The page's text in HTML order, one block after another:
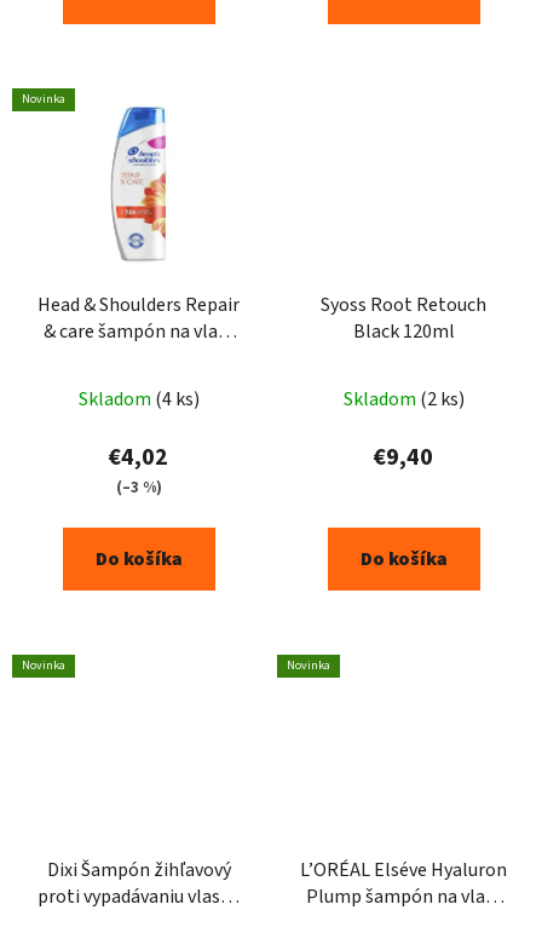
Novinka
Head & Shoulders Repair
& care šampón na vlasy
Skladom (4 ks)
€4,02
(–3 %)
Do košíka
Syoss Root Retouch
Black 120ml
Skladom (2 ks)
€9,40
Do košíka
Novinka
Dixi Šampón žihľavový
proti vypadávaniu vlasov
Novinka
L’ORÉAL Elséve Hyaluron
Plump šampón na vlasy